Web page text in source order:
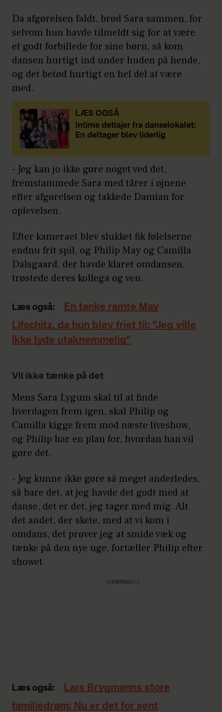
Da afgørelsen faldt, brød Sara sammen, for
selvom hun havde tilmeldt sig for at være
et godt forbillede for sine børn, så kom
dansen hurtigt ind under huden på hende,
og det betød hurtigt en hel del at være
med.
LÆS OGSÅ
Intime detlajer fra danselokalet:
En deltager blev liderlig
- Jeg kan jo ikke gøre noget ved det,
fremstammede Sara med tårer i øjnene
efter afgørelsen og takkede Damian for
oplevelsen.
Efter kameraet blev slukket fik følelserne
endnu frit spil, og Philip May og Camilla
Dalsgaard, der havde klaret omdansen,
trøstede deres kollega og ven.
Læs også:
En tanke ramte May
Lifschitz, da hun blev friet til: ”Jeg ville
ikke lyde utaknemmelig”
Vil ikke tænke på det
Mens Sara Lygum skal til at finde
hverdagen frem igen, skal Philip og
Camilla kigge frem mod næste liveshow,
og Philip har en plan for, hvordan han vil
gøre det.
- Jeg kunne ikke gøre så meget anderledes,
så bare det, at jeg havde det godt med at
danse, det er det, jeg tager med mig. Alt
det andet, der skete, med at vi kom i
omdans, det prøver jeg at smide væk og
tænke på den nye uge, fortæller Philip efter
showet.
Annonce
Læs også:
Lars Brygmanns store
familiedrøm: Nu er det for sent